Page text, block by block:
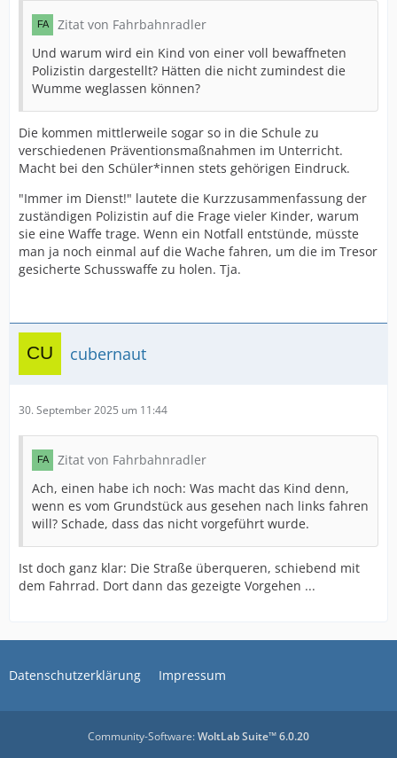
Zitat von Fahrbahnradler
Und warum wird ein Kind von einer voll bewaffneten
Polizistin dargestellt? Hätten die nicht zumindest die
Wumme weglassen können?
Die kommen mittlerweile sogar so in die Schule zu
verschiedenen Präventionsmaßnahmen im Unterricht.
Macht bei den Schüler*innen stets gehörigen Eindruck.
"Immer im Dienst!" lautete die Kurzzusammenfassung der
zuständigen Polizistin auf die Frage vieler Kinder, warum
sie eine Waffe trage. Wenn ein Notfall entstünde, müsste
man ja noch einmal auf die Wache fahren, um die im Tresor
gesicherte Schusswaffe zu holen. Tja.
cubernaut
30. September 2025 um 11:44
Zitat von Fahrbahnradler
Ach, einen habe ich noch: Was macht das Kind denn,
wenn es vom Grundstück aus gesehen nach links fahren
will? Schade, dass das nicht vorgeführt wurde.
Ist doch ganz klar: Die Straße überqueren, schiebend mit
dem Fahrrad. Dort dann das gezeigte Vorgehen ...
Datenschutzerklärung Impressum
Community-Software:WoltLab Suite™ 6.0.20